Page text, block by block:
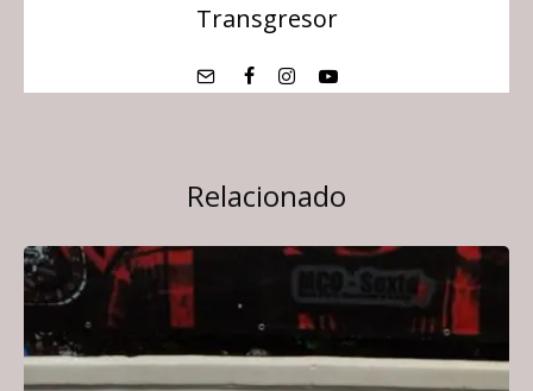
Transgresor
Relacionado